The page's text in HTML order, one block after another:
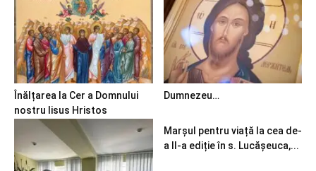
Înălțarea la Cer a Domnului
nostru Iisus Hristos
Dumnezeu…
Marșul pentru viață la cea de-
a II-a ediție în s. Lucășeuca,...